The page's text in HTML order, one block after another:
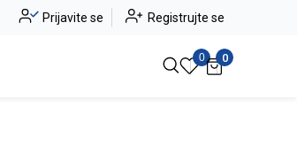
Novo u ponudi - Jadea Pogledaj više
Prijavite se Registrujte se
0 0